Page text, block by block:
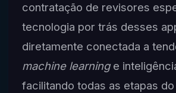
contratação de revisores
tecnologia por trás desses
diretamente conectada a
machine learninge
facilitando todas as etapas